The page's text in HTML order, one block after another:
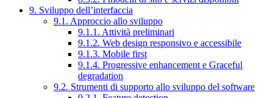
9. Sviluppo dell’interfaccia
9.1. Approccio allo sviluppo
9.1.1. Attività preliminari
9.1.2. Web design responsivo e accessibile
9.1.3. Mobile first
9.1.4. Progressive enhancement e Graceful
degradation
9.2. Strumenti di supporto allo sviluppo del software